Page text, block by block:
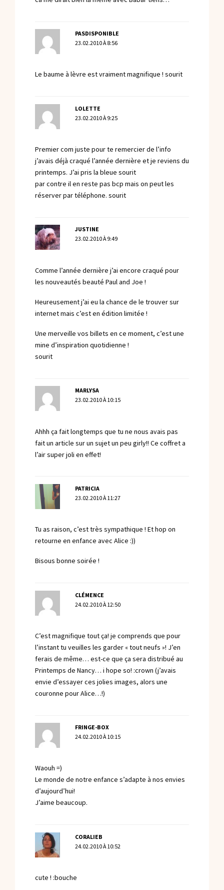
PASDISPONIBLE
23.02.2010 À 8:56
Le baume à lèvre est vraiment magnifique ! sourit
LOLETTE
23.02.2010 À 9:25
Premier com juste pour te remercier de l’info
j’avais déjà craqué l’année dernière et je reviens du
printemps. J’ai pris la bleue sourit
par contre il en reste pas bcp mais on peut les
réserver par téléphone. sourit
JUSTINE
23.02.2010 À 9:49
Comme l’année dernière j’ai encore craqué pour
les nouveautés beauté Paul and Joe !
Heureusement j’ai eu la chance de le trouver sur
internet mais c’est en édition limitée !
Une merveille vos billets en ce moment, c’est une
mine d’inspiration quotidienne !
sourit
MARLYSA
23.02.2010 À 10:15
Ahhh ça fait longtemps que tu ne nous avais pas
fait un article sur un sujet un peu girly!! Ce coffret a
l’air super joli en effet!
PATRICIA
23.02.2010 À 11:27
Tu as raison, c’est très sympathique ! Et hop on
retourne en enfance avec Alice :))
Bisous bonne soirée !
CLÉMENCE
24.02.2010 À 12:50
C’est magnifique tout ça! je comprends que pour
l’instant tu veuilles les garder « tout neufs »! J’en
ferais de même… est-ce que ça sera distribué au
Printemps de Nancy… i hope so! :crown (j’avais
envie d’essayer ces jolies images, alors une
couronne pour Alice…!)
FRINGE-BOX
24.02.2010 À 10:15
Waouh =)
Le monde de notre enfance s’adapte à nos envies
d’aujourd’hui!
J’aime beaucoup.
CORALIEB
24.02.2010 À 10:52
cute ! :bouche